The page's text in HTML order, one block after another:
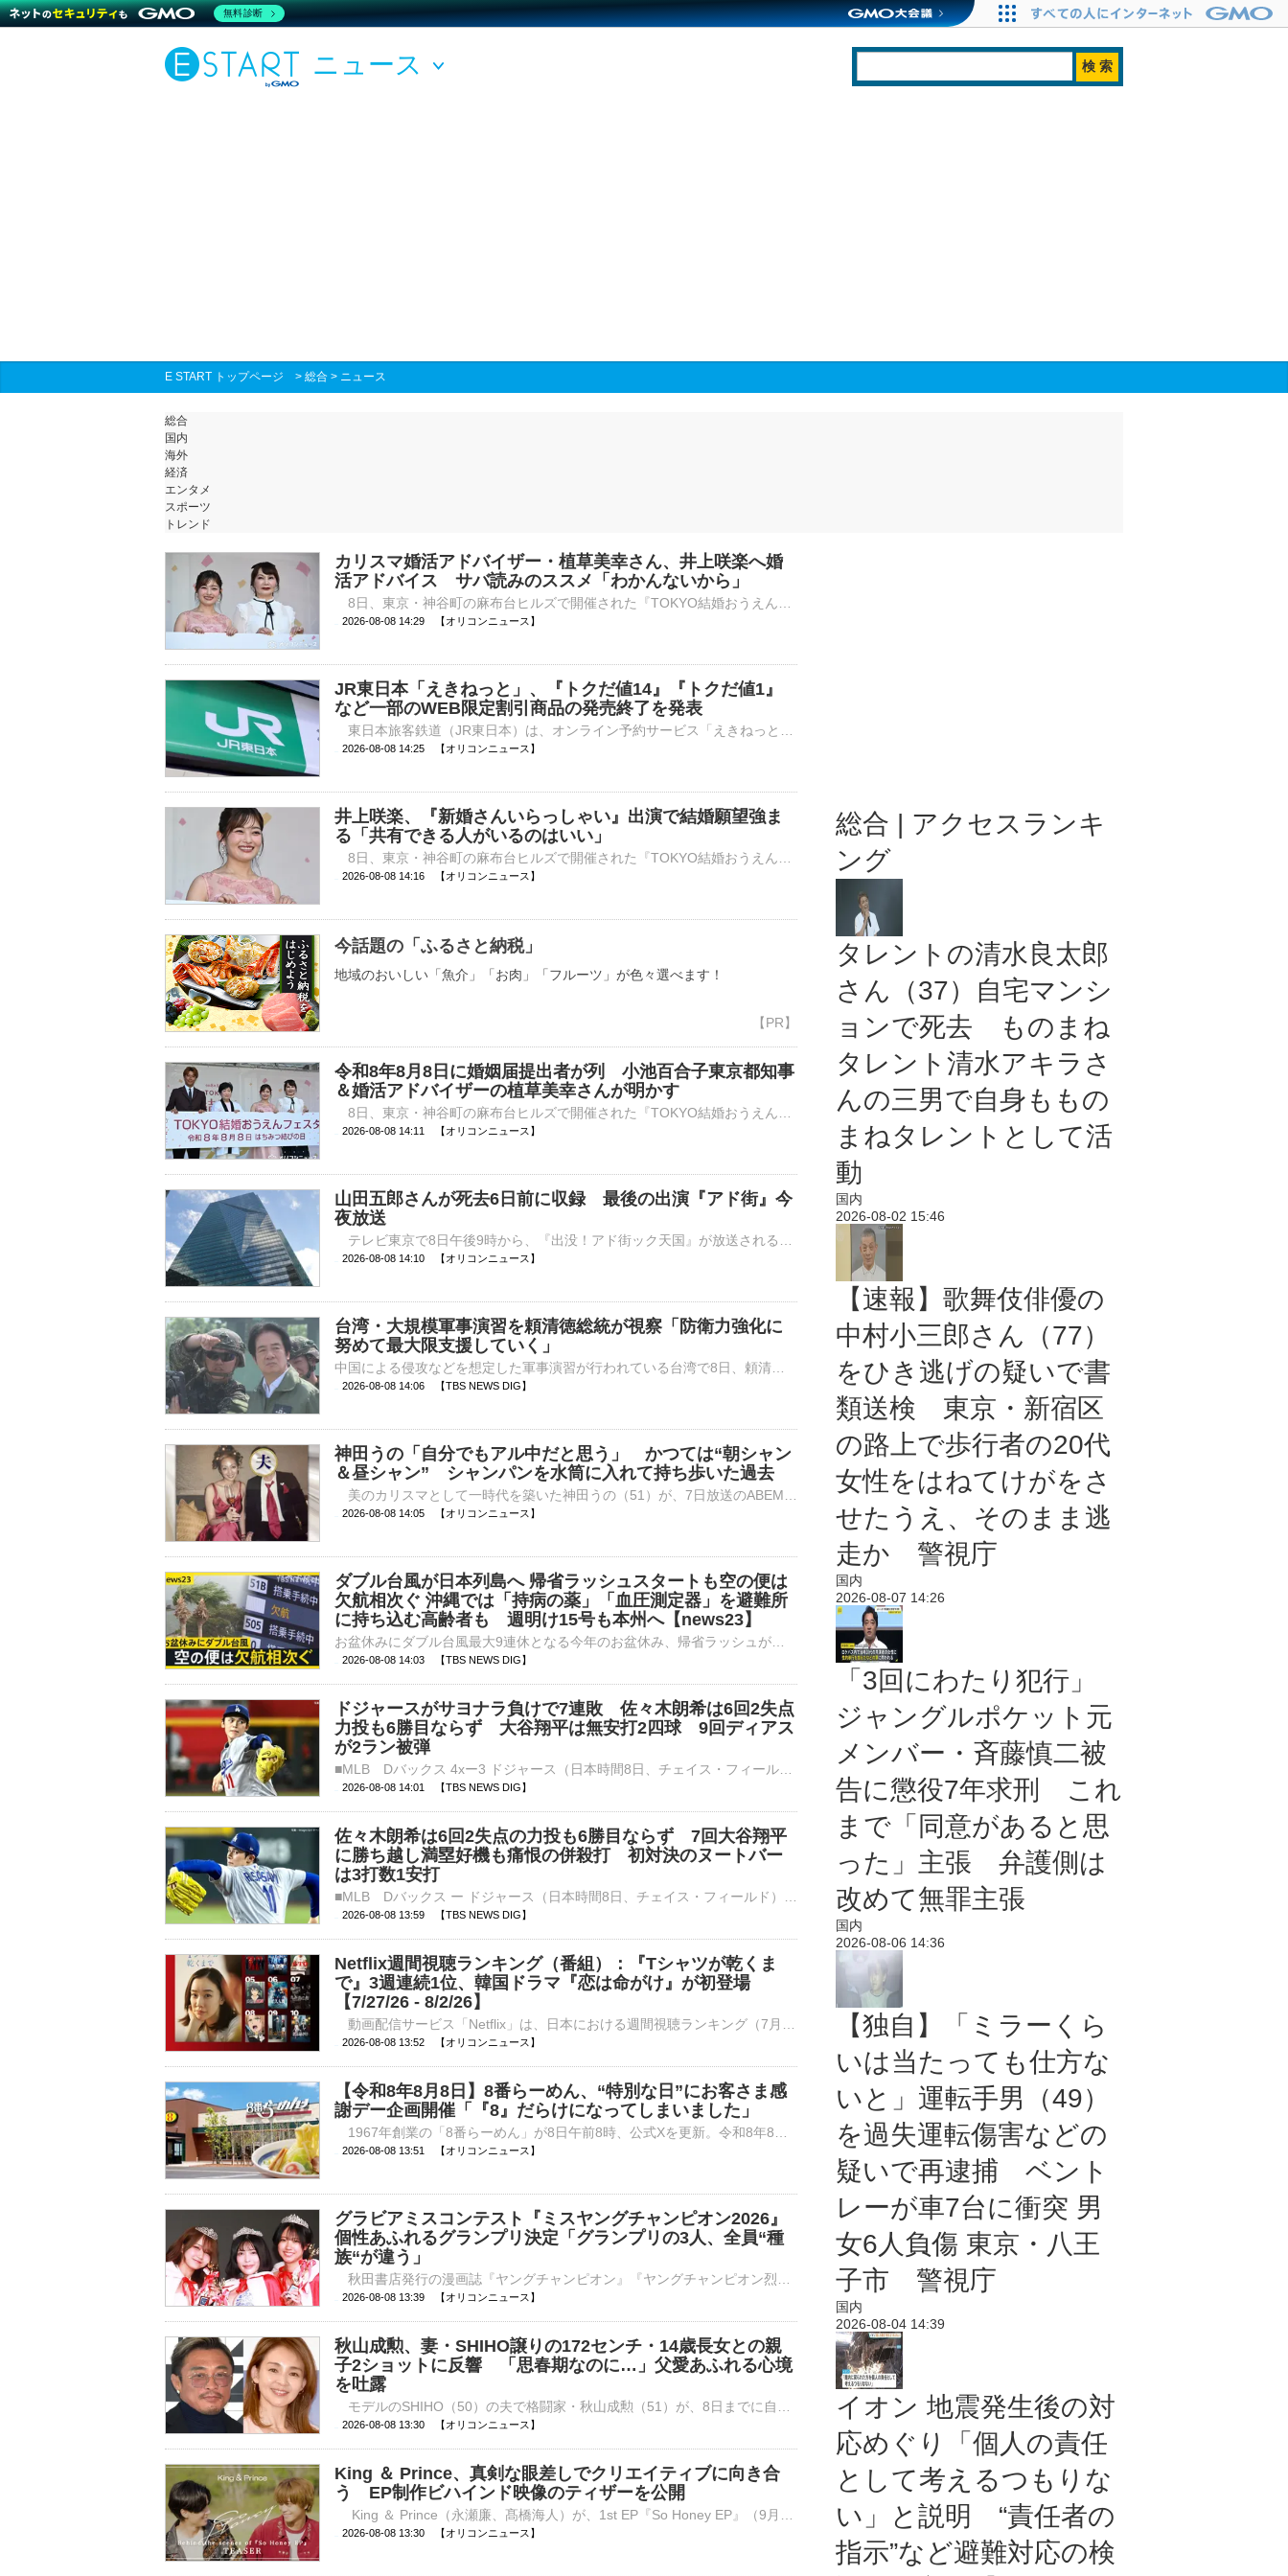
ニュース
E START トップページ > 総合 > ニュース
総合
国内
海外
経済
エンタメ
スポーツ
トレンド
カリスマ婚活アドバイザー・植草美幸さん、井上咲楽へ婚
活アドバイス サバ読みのススメ「わかんないから」
2026-08-08 14:29 【オリコンニュース】
JR東日本「えきねっと」、『トクだ値14』『トクだ値1』
など一部のWEB限定割引商品の発売終了を発表
2026-08-08 14:25 【オリコンニュース】
井上咲楽、『新婚さんいらっしゃい』出演で結婚願望強ま
る「共有できる人がいるのはいい」
2026-08-08 14:16 【オリコンニュース】
今話題の「ふるさと納税」
地域のおいしい「魚介」「お肉」「フルーツ」が色々選べます！
令和8年8月8日に婚姻届提出者が列 小池百合子東京都知事
＆婚活アドバイザーの植草美幸さんが明かす
2026-08-08 14:11 【オリコンニュース】
山田五郎さんが死去6日前に収録 最後の出演『アド街』今
夜放送
2026-08-08 14:10 【オリコンニュース】
台湾・大規模軍事演習を頼清徳総統が視察「防衛力強化に
努めて最大限支援していく」
2026-08-08 14:06 【TBS NEWS DIG】
神田うの「自分でもアル中だと思う」 かつては“朝シャン
＆昼シャン” シャンパンを水筒に入れて持ち歩いた過去
2026-08-08 14:05 【オリコンニュース】
ダブル台風が日本列島へ 帰省ラッシュスタートも空の便は
欠航相次ぐ 沖縄では「持病の薬」「血圧測定器」を避難所
に持ち込む高齢者も 週明け15号も本州へ【news23】
2026-08-08 14:03 【TBS NEWS DIG】
ドジャースがサヨナラ負けで7連敗 佐々木朗希は6回2失点
力投も6勝目ならず 大谷翔平は無安打2四球 9回ディアス
が2ラン被弾
2026-08-08 14:01 【TBS NEWS DIG】
佐々木朗希は6回2失点の力投も6勝目ならず 7回大谷翔平
に勝ち越し満塁好機も痛恨の併殺打 初対決のヌートバー
は3打数1安打
2026-08-08 13:59 【TBS NEWS DIG】
Netflix週間視聴ランキング（番組）：『Tシャツが乾くま
で』3週連続1位、韓国ドラマ『恋は命がけ』が初登場
【7/27/26 - 8/2/26】
2026-08-08 13:52 【オリコンニュース】
【令和8年8月8日】8番らーめん、“特別な日”にお客さま感
謝デー企画開催「『8』だらけになってしまいました」
2026-08-08 13:51 【オリコンニュース】
グラビアミスコンテスト『ミスヤングチャンピオン2026』
個性あふれるグランプリ決定「グランプリの3人、全員“種
族“が違う」
2026-08-08 13:39 【オリコンニュース】
秋山成勲、妻・SHIHO譲りの172センチ・14歳長女との親
子2ショットに反響 「思春期なのに…」父愛あふれる心境
を吐露
2026-08-08 13:30 【オリコンニュース】
King ＆ Prince、真剣な眼差しでクリエイティブに向き合
う EP制作ビハインド映像のティザーを公開
2026-08-08 13:30 【オリコンニュース】
総合 | アクセスランキ
ング
タレントの清水良太郎
さん（37）自宅マンシ
ョンで死去 ものまね
タレント清水アキラさ
んの三男で自身ももの
まねタレントとして活
動
国内
2026-08-02 15:46
【速報】歌舞伎俳優の
中村小三郎さん（77）
をひき逃げの疑いで書
類送検 東京・新宿区
の路上で歩行者の20代
女性をはねてけがをさ
せたうえ、そのまま逃
走か 警視庁
国内
2026-08-07 14:26
「3回にわたり犯行」
ジャングルポケット元
メンバー・斉藤慎二被
告に懲役7年求刑 これ
まで「同意があると思
った」主張 弁護側は
改めて無罪主張
国内
2026-08-06 14:36
【独自】「ミラーくら
いは当たっても仕方な
いと」運転手男（49）
を過失運転傷害などの
疑いで再逮捕 ベント
レーが車7台に衝突 男
女6人負傷 東京・八王
子市 警視庁
国内
2026-08-04 14:39
イオン 地震発生後の対
応めぐり「個人の責任
として考えるつもりな
い」と説明 “責任者の
指示”など避難対応の検
無料診断